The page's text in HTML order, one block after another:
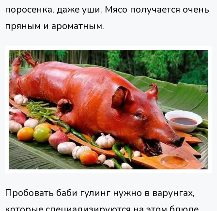
поросенка, даже уши. Мясо получается очень
пряным и ароматным.
Пробовать баби гулинг нужно в варунгах,